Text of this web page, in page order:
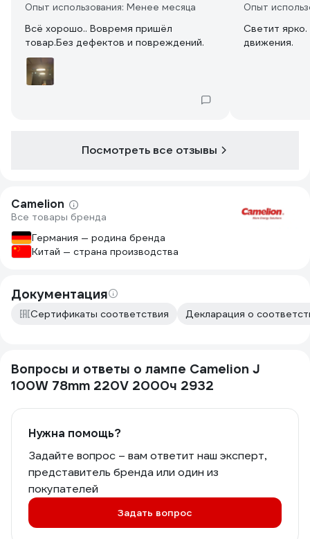
Опыт использования: Менее месяца
Всё хорошо.. Вовремя пришёл
товар.Без дефектов и повреждений.
Опыт
Светит
движения.
Посмотреть все отзывы
Camelion
Все товары бренда
Германия — родина бренда
Китай — страна производства
Документация
Сертификаты соответствия Декларация о
Вопросы и ответы о лампе Camelion J
100W 78mm 220V 2000ч 2932
Нужна помощь?
Задайте вопрос – вам ответит наш эксперт,
представитель бренда или один из
покупателей
Задать вопрос